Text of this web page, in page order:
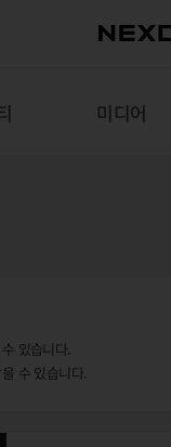
미디어
있습니다.
수 있습니다.